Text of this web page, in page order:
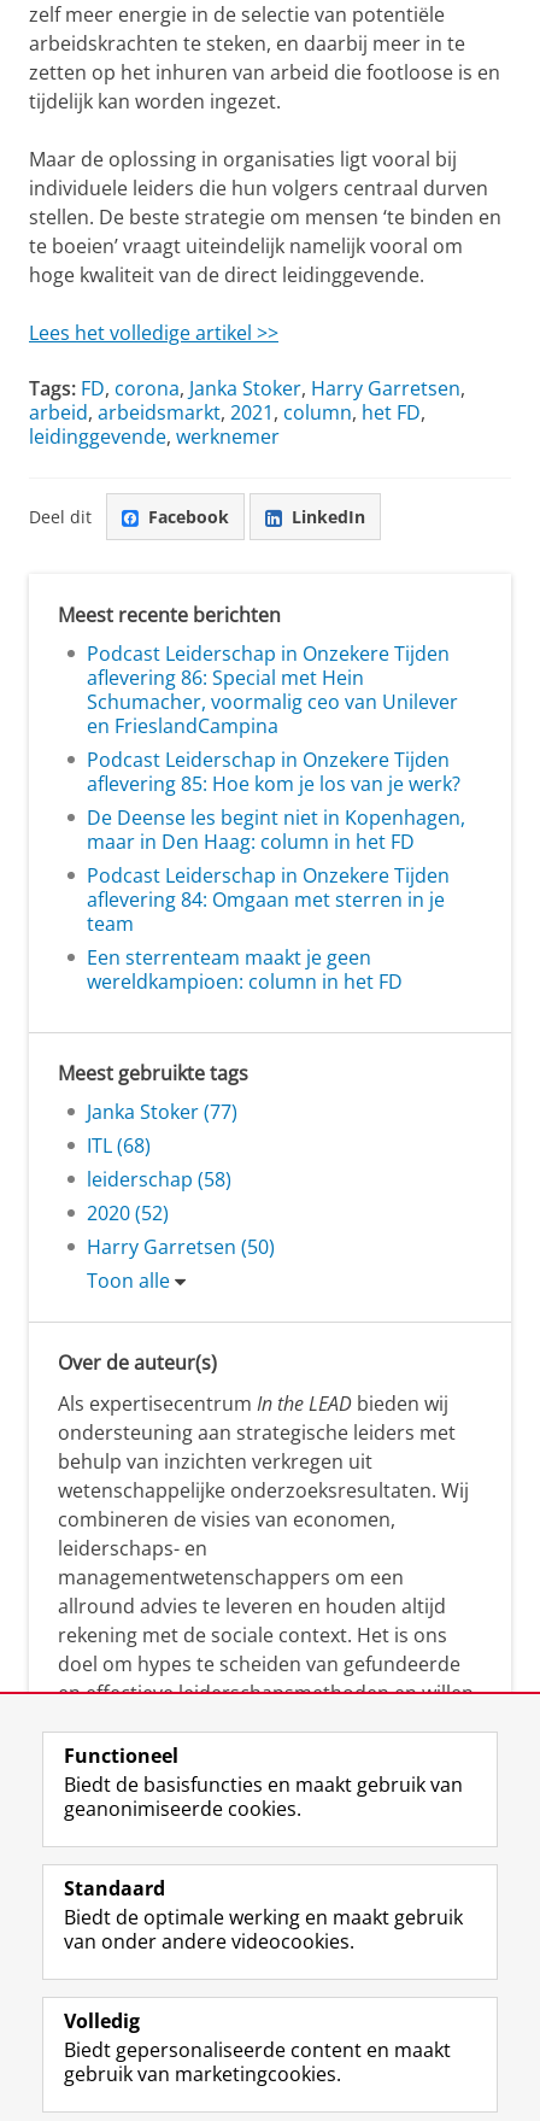
zelf meer energie in de selectie van potentiële
arbeidskrachten te steken, en daarbij meer in te
zetten op het inhuren van arbeid die footloose is en
tijdelijk kan worden ingezet.
Maar de oplossing in organisaties ligt vooral bij
individuele leiders die hun volgers centraal durven
stellen. De beste strategie om mensen ‘te binden en
te boeien’ vraagt uiteindelijk namelijk vooral om
hoge kwaliteit van de direct leidinggevende.
Lees het volledige artikel >>
Tags: FD, corona, Janka Stoker, Harry Garretsen,
arbeid, arbeidsmarkt, 2021, column, het FD,
leidinggevende, werknemer
Deel dit Facebook LinkedIn
Meest recente berichten
Podcast Leiderschap in Onzekere Tijden
aflevering 86: Special met Hein
Schumacher, voormalig ceo van Unilever
en FrieslandCampina
Podcast Leiderschap in Onzekere Tijden
aflevering 85: Hoe kom je los van je werk?
De Deense les begint niet in Kopenhagen,
maar in Den Haag: column in het FD
Podcast Leiderschap in Onzekere Tijden
aflevering 84: Omgaan met sterren in je
team
Een sterrenteam maakt je geen
wereldkampioen: column in het FD
Meest gebruikte tags
Janka Stoker (77)
ITL (68)
leiderschap (58)
2020 (52)
Harry Garretsen (50)
Toon alle
Over de auteur(s)
Als expertisecentrum In the LEAD bieden wij
ondersteuning aan strategische leiders met
behulp van inzichten verkregen uit
wetenschappelijke onderzoeksresultaten. Wij
combineren de visies van economen,
leiderschaps- en
managementwetenschappers om een
allround advies te leveren en houden altijd
rekening met de sociale context. Het is ons
doel om hypes te scheiden van gefundeerde
en effectieve leiderschapsmethoden en willen
manier te reageren op economische en
maatschappelijke kwesties. Samen tillen wij
het leiderschap in uw organisatie naar een
i
Functioneel
Biedt de basisfuncties en maakt gebruik van
geanonimiseerde cookies.
Standaard
Biedt de optimale werking en maakt gebruik
van onder andere videocookies.
Volledig
Biedt gepersonaliseerde content en maakt
gebruik van marketingcookies.